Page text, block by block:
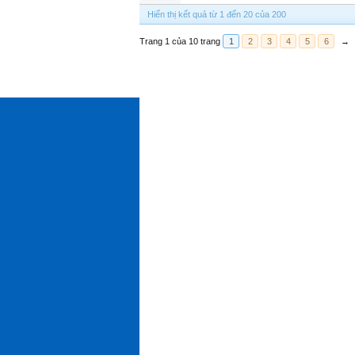
Hiển thị kết quả từ 1 đến 20 của 200
Trang 1 của 10 trang 1 2 3 4 5 6 →